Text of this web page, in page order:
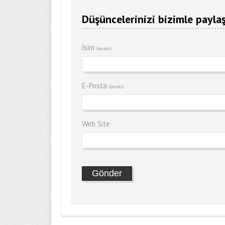
Düşüncelerinizi bizimle
İsim Gerekli
E-Posta Gerekli
Web Site